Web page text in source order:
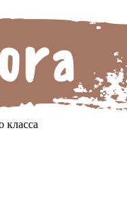
класса